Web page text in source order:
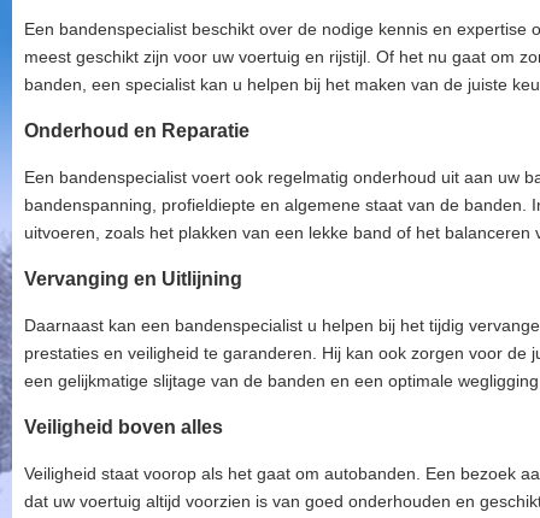
Een bandenspecialist beschikt over de nodige kennis en expertise
meest geschikt zijn voor uw voertuig en rijstijl. Of het nu gaat om
banden, een specialist kan u helpen bij het maken van de juiste
Onderhoud en Reparatie
Een bandenspecialist voert ook regelmatig onderhoud uit aan uw
bandenspanning, profieldiepte en algemene staat van de banden.
uitvoeren, zoals het plakken van een lekke band of het balanceren
Vervanging en Uitlijning
Daarnaast kan een bandenspecialist u helpen bij het tijdig
prestaties en veiligheid te garanderen. Hij kan ook zorgen voor de
een gelijkmatige slijtage van de banden en een optimale
Veiligheid boven alles
Veiligheid staat voorop als het gaat om autobanden. Een bezoek
dat uw voertuig altijd voorzien is van goed onderhouden en